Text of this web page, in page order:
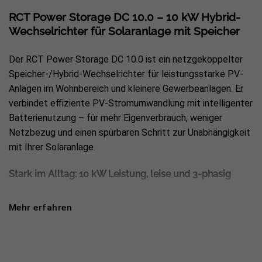
RCT Power Storage DC 10.0 – 10 kW Hybrid-
Wechselrichter für Solaranlage mit Speicher
Der RCT Power Storage DC 10.0 ist ein netzgekoppelter
Speicher-/Hybrid-Wechselrichter für leistungsstarke PV-
Anlagen im Wohnbereich und kleinere Gewerbeanlagen. Er
verbindet effiziente PV-Stromumwandlung mit intelligenter
Batterienutzung – für mehr Eigenverbrauch, weniger
Netzbezug und einen spürbaren Schritt zur Unabhängigkeit
mit Ihrer Solaranlage.
Stark im Alltag: 10 kW Leistung, leise und 3-phasig
Mit 9.900 W AC-Nennleistung
Mehr erfahren